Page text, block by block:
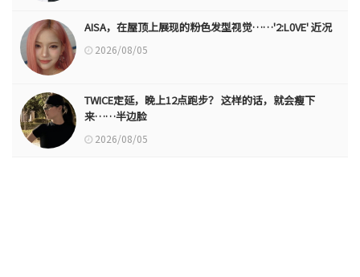
AISA，在屋顶上展现的粉色发型视觉……'2:L0VE' 近况
2026/08/05
TWICE定延，晚上12点跑步？ 这样的话，就会瘦下
来……半边脸
2026/08/05